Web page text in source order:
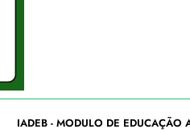
IADEB - MODULO DE